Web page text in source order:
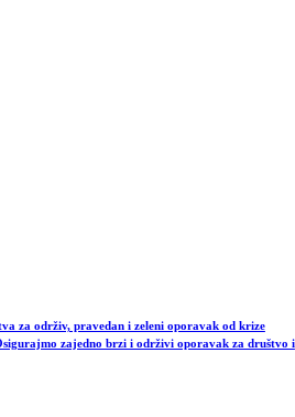
za održiv, pravedan i zeleni oporavak od krize
zajedno brzi i održivi oporavak za društvo i